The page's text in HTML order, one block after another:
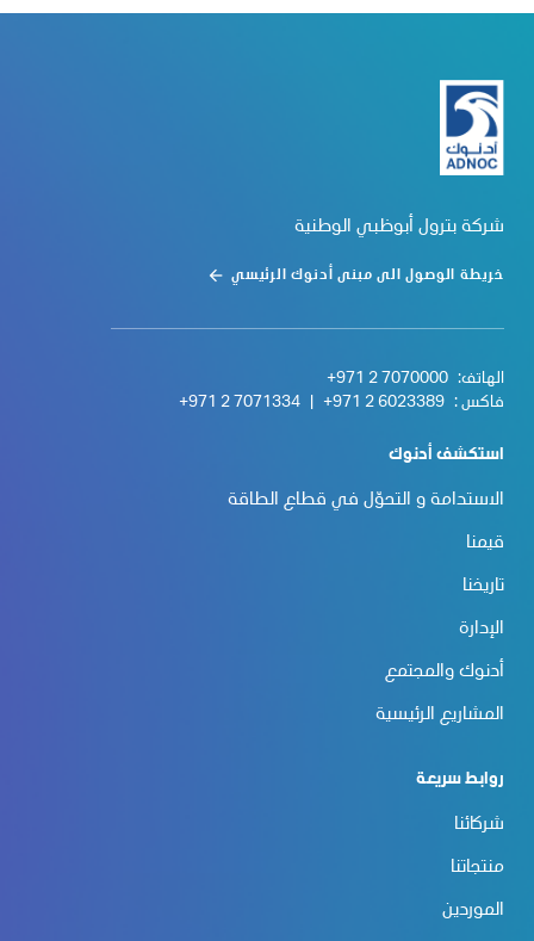
شركة بترول أبوظبي الوطنية
خريطة الوصول الى مبنى أدنوك الرئيسي
الهاتف: +971 2 7070000
فاكس : +971 2 6023389
+971 2 7071334
استكشف أدنوك
الاستدامة و التحوّل في قطاع الطاقة
قيمنا
تاريخنا
الإدارة
أدنوك والمجتمع
المشاريع الرئيسية
روابط سريعة
شركائنا
منتجاتنا
الموردين